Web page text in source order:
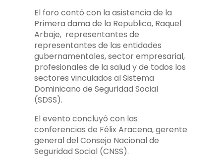
El foro contó con la asistencia de la
Primera dama de la Republica, Raquel
Arbaje, representantes de
representantes de las entidades
gubernamentales, sector empresarial,
profesionales de la salud y de todos los
sectores vinculados al Sistema
Dominicano de Seguridad Social
(SDSS).
El evento concluyó con las
conferencias de Félix Aracena, gerente
general del Consejo Nacional de
Seguridad Social (CNSS).